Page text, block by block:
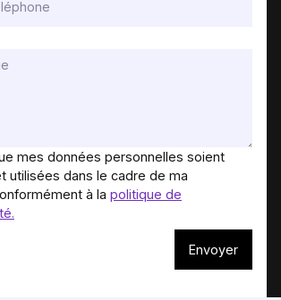
mes données personnelles soient
utilisées dans le cadre de ma
à la politique de